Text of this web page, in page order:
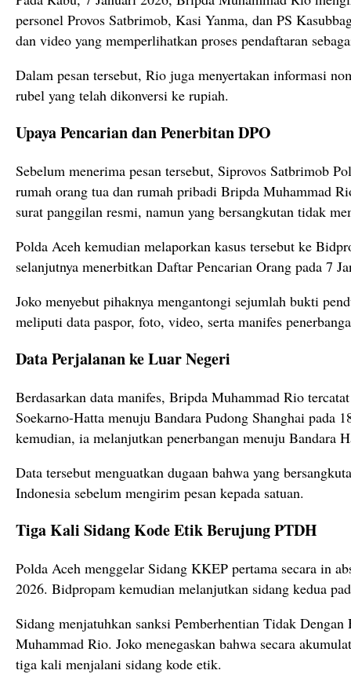
personel Provos Satbrimob, Kasi Yanma, dan PS
dan video yang memperlihatkan proses pendaftaran
Dalam pesan tersebut, Rio juga menyertakan informasi
rubel yang telah dikonversi ke rupiah.
Upaya Pencarian dan Penerbitan DPO
Sebelum menerima pesan tersebut, Siprovos Satbrimob
rumah orang tua dan rumah pribadi Bripda Muhammad
surat panggilan resmi, namun yang bersangkutan tidak
Polda Aceh kemudian melaporkan kasus tersebut ke
selanjutnya menerbitkan Daftar Pencarian Orang pada 7
Joko menyebut pihaknya mengantongi sejumlah bukti
meliputi data paspor, foto, video, serta manifes
Data Perjalanan ke Luar Negeri
Berdasarkan data manifes, Bripda Muhammad Rio
Soekarno-Hatta menuju Bandara Pudong Shanghai pada
kemudian, ia melanjutkan penerbangan menuju Bandara
Data tersebut menguatkan dugaan bahwa yang
Indonesia sebelum mengirim pesan kepada satuan.
Tiga Kali Sidang Kode Etik Berujung PTDH
Polda Aceh menggelar Sidang KKEP pertama secara in
2026. Bidpropam kemudian melanjutkan sidang kedua
Sidang menjatuhkan sanksi Pemberhentian Tidak
Muhammad Rio. Joko menegaskan bahwa secara
tiga kali menjalani sidang kode etik.